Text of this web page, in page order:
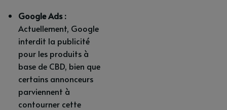
Google Ads :
Actuellement, Google
interdit la publicité
pour les produits à
base de CBD, bien que
certains annonceurs
parviennent à
contourner cette